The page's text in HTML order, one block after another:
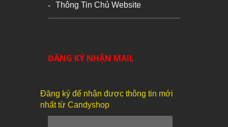
Thông Tin Chủ Website
ĐĂNG KÝ NHẬN MAIL
Đăng ký để nhận được thông tin mới
nhất từ Candyshop